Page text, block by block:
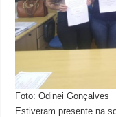
Foto: Odinei Gonçalves
Estiveram presente na